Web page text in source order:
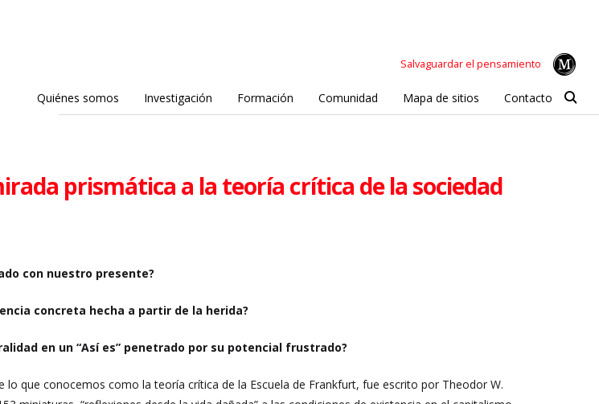
Salvaguardar el pensamiento
Quiénes somos Investigación Formación Comunidad Mapa de sitios Contacto
prismática a la teoría crítica de la sociedad
con nuestro presente?
concreta hecha a partir de la herida?
en un “Así es” penetrado por su potencial frustrado?
lo que conocemos como la teoría crítica de la Escuela de Frankfurt, fue escrito por Theodor W.